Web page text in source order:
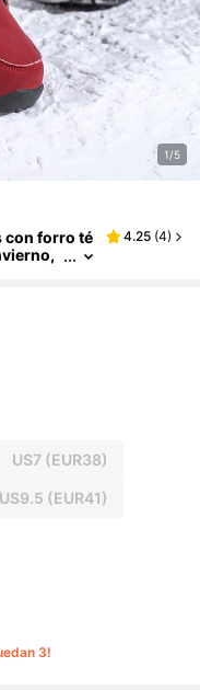
1/5
con forro té
4.25 (4)
US7(EUR38)
US9.5 (EUR41)
3!